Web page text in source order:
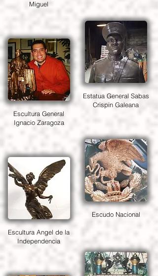
Miguel
Escultura General
Ignacio Zaragoza
Escultura Angel de la
Independencia
Estatua General Sabas
Crispin Galeana
Escudo Nacional